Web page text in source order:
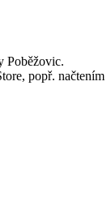
Poběžovic.
popř. načtením